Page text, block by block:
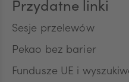
Przydatne linki
Sesje przelewów
Pekao bez barier
Fundusze UE i